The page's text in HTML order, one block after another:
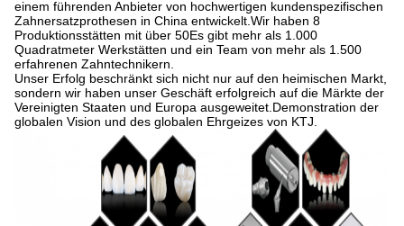
einem führenden Anbieter von hochwertigen kundenspezifischen
Zahnersatzprothesen in China entwickelt.Wir haben 8
Produktionsstätten mit über 50Es gibt mehr als 1.000
Quadratmeter Werkstätten und ein Team von mehr als 1.500
erfahrenen Zahntechnikern.
Unser Erfolg beschränkt sich nicht nur auf den heimischen Markt,
sondern wir haben unser Geschäft erfolgreich auf die Märkte der
Vereinigten Staaten und Europa ausgeweitet.Demonstration der
globalen Vision und des globalen Ehrgeizes von KTJ.